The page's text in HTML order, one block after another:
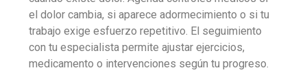
el dolor cambia, si aparece adormecimiento o si tu
trabajo exige esfuerzo repetitivo. El seguimiento
con tu especialista permite ajustar ejercicios,
medicamento o intervenciones según tu progreso.